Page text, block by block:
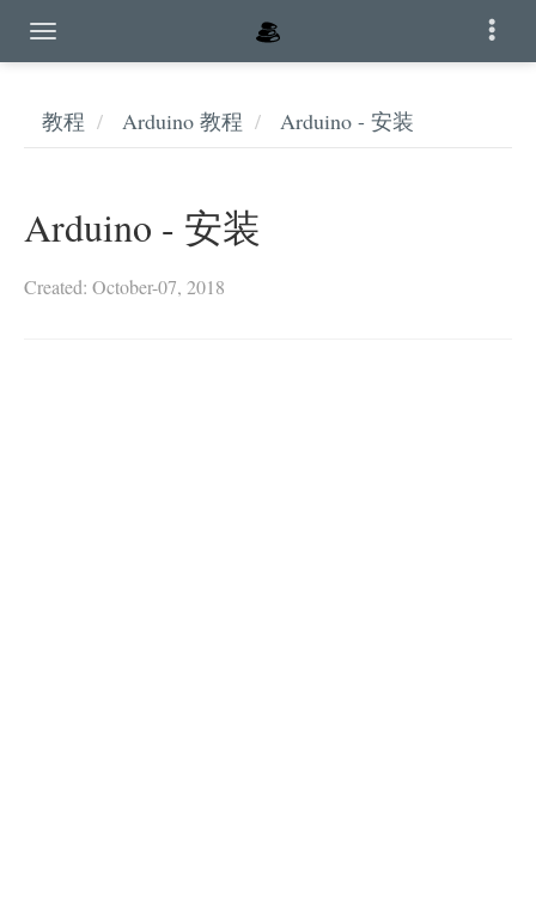
教程 Arduino 教程 Arduino - 安装
Arduino - 安装
Created: October-07, 2018